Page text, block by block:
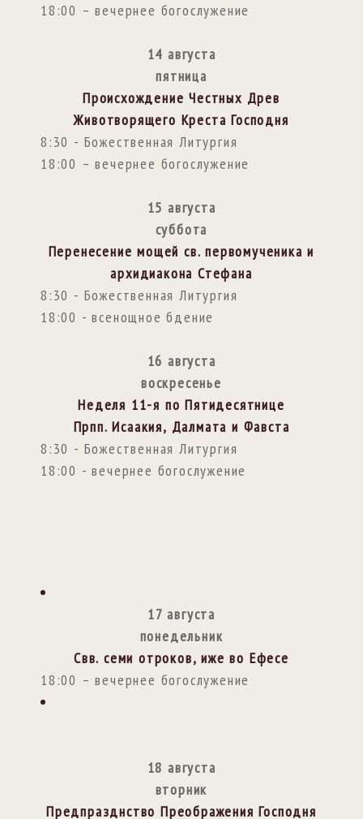
18:00 – вечернее богослужение
14 августа
пятница
Происхождение Честных Древ
Животворящего Креста Господня
8:30 - Божественная Литургия
18:00 – вечернее богослужение
15 августа
суббота
Перенесение мощей св. первомученика и
архидиакона Стефана
8:30 - Божественная Литургия
18:00 - всенощное бдение
16 августа
воскресенье
Неделя 11-я по Пятидесятнице
Прпп. Исаакия, Далмата и Фавста
8:30 - Божественная Литургия
18:00 - вечернее богослужение
17 августа
понедельник
Свв. семи отроков, иже во Ефесе
18:00 – вечернее богослужение
18 августа
вторник
Предпразднство Преображения Господня